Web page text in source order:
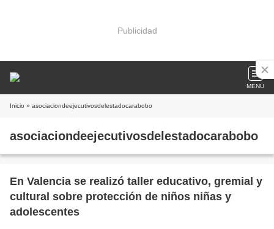
Publicidad
MENU
Inicio » asociaciondeejecutivosdelestadocarabobo
asociaciondeejecutivosdelestadocarabobo
En Valencia se realizó taller educativo, gremial y
cultural sobre protección de niños niñas y
adolescentes